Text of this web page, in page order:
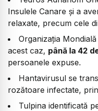
Insulele Canare și a
relaxate, precum cele
Organizația
acest caz, până la 42
persoanele expuse.
Hantavirusul se
rozătoare infectate,
Tulpina identificată